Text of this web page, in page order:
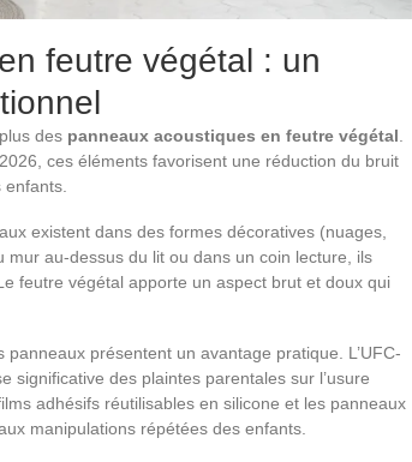
feutre végétal : un
des panneaux acoustiques en feutre végétal
ces éléments favorisent une réduction du bruit
existent dans des formes décoratives (nuages,
au-dessus du lit ou dans un coin lecture, ils
feutre végétal apporte un aspect brut et doux qui
présentent un avantage pratique. L’UFC-
significative des plaintes parentales sur l’usure
adhésifs réutilisables en silicone et les panneaux
manipulations répétées des enfants.